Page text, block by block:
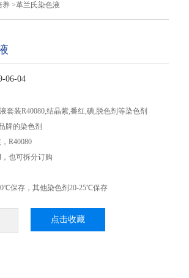
养 >革兰氏染色液
06-04
套装R40080,结晶紫,番红,碘,脱色剂等染色剂
牌的染色剂
R40080
也可拆分订购
保存，其他染色剂20-25℃保存
点击收藏